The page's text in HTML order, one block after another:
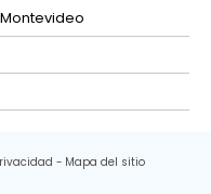
Mapa del sitio